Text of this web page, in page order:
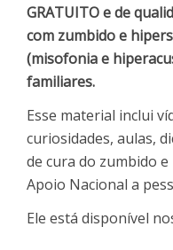
GRATUITO e de
com zumbido e
(misofonia e
familiares.
Esse material inclui
curiosidades, aulas,
de cura do zumbido e
Apoio Nacional a
Ele está disponível